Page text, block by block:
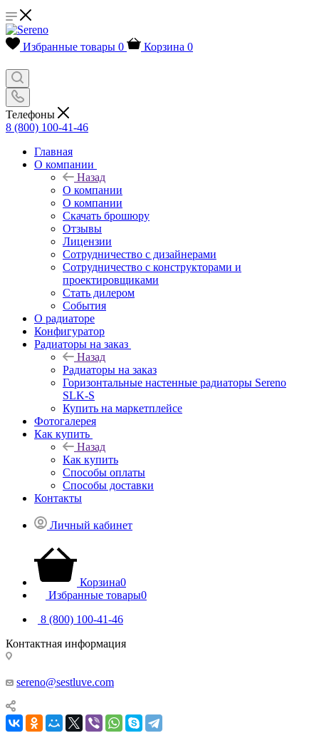
Избранные товары 0 Корзина 0
Телефоны
8 (800) 100-41-46
Главная
О компании
Назад
О компании
О компании
Скачать брошюру
Отзывы
Лицензии
Сотрудничество с дизайнерами
Сотрудничество с конструкторами и
проектировщиками
Стать дилером
События
О радиаторе
Конфигуратор
Радиаторы на заказ
Назад
Радиаторы на заказ
Горизонтальные настенные радиаторы Sereno
SLK-S
Купить на маркетплейсе
Фотогалерея
Как купить
Назад
Как купить
Способы оплаты
Способы доставки
Контакты
Личный кабинет
Корзина0
Избранные товары0
8 (800) 100-41-46
Контактная информация
sereno@sestluve.com